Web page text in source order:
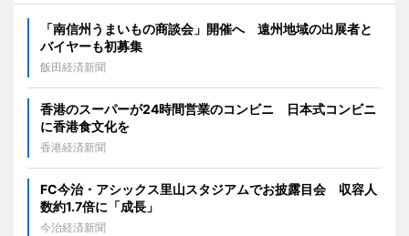
「南信州うまいもの商談会」開催へ 遠州地域の出展者と
バイヤーも初募集
飯田経済新聞
香港のスーパーが24時間営業のコンビニ 日本式コンビニ
に香港食文化を
香港経済新聞
FC今治・アシックス里山スタジアムでお披露目会 収容人
数約1.7倍に「成長」
今治経済新聞